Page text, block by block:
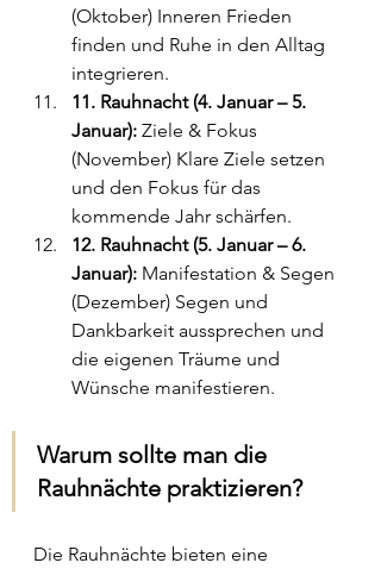
(Oktober) Inneren Frieden
finden und Ruhe in den Alltag
integrieren.
11. Rauhnacht (4. Januar – 5.
Januar): Ziele & Fokus
(November) Klare Ziele setzen
und den Fokus für das
kommende Jahr schärfen.
12. Rauhnacht (5. Januar – 6.
Januar): Manifestation & Segen
(Dezember) Segen und
Dankbarkeit aussprechen und
die eigenen Träume und
Wünsche manifestieren.
Warum sollte man die
Rauhnächte praktizieren?
Die Rauhnächte bieten eine